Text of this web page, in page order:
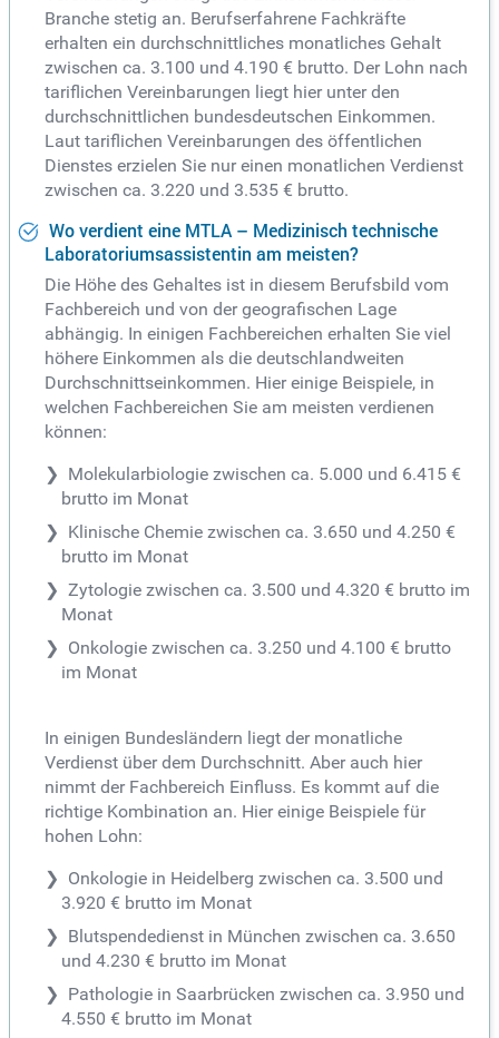
Branche stetig an. Berufserfahrene Fachkräfte
erhalten ein durchschnittliches monatliches Gehalt
zwischen ca. 3.100 und 4.190 € brutto. Der Lohn nach
tariflichen Vereinbarungen liegt hier unter den
durchschnittlichen bundesdeutschen Einkommen.
Laut tariflichen Vereinbarungen des öffentlichen
Dienstes erzielen Sie nur einen monatlichen Verdienst
zwischen ca. 3.220 und 3.535 € brutto.
Wo verdient eine MTLA – Medizinisch technische
Laboratoriumsassistentin am meisten?
Die Höhe des Gehaltes ist in diesem Berufsbild vom
Fachbereich und von der geografischen Lage
abhängig. In einigen Fachbereichen erhalten Sie viel
höhere Einkommen als die deutschlandweiten
Durchschnittseinkommen. Hier einige Beispiele, in
welchen Fachbereichen Sie am meisten verdienen
können:
Molekularbiologie zwischen ca. 5.000 und 6.415 €
brutto im Monat
Klinische Chemie zwischen ca. 3.650 und 4.250 €
brutto im Monat
Zytologie zwischen ca. 3.500 und 4.320 € brutto im
Monat
Onkologie zwischen ca. 3.250 und 4.100 € brutto
im Monat
In einigen Bundesländern liegt der monatliche
Verdienst über dem Durchschnitt. Aber auch hier
nimmt der Fachbereich Einfluss. Es kommt auf die
richtige Kombination an. Hier einige Beispiele für
hohen Lohn:
Onkologie in Heidelberg zwischen ca. 3.500 und
3.920 € brutto im Monat
Blutspendedienst in München zwischen ca. 3.650
und 4.230 € brutto im Monat
Pathologie in Saarbrücken zwischen ca. 3.950 und
4.550 € brutto im Monat